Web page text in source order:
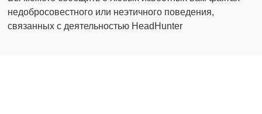
недобросовестного или неэтичного поведения,
связанных с деятельностью HeadHunter